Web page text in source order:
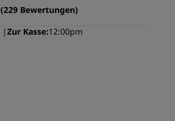
(229 Bewertungen)
Zur Kasse 12:00pm